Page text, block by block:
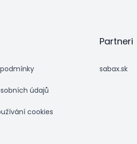
údajů
cookies
Partneri
sabax.sk